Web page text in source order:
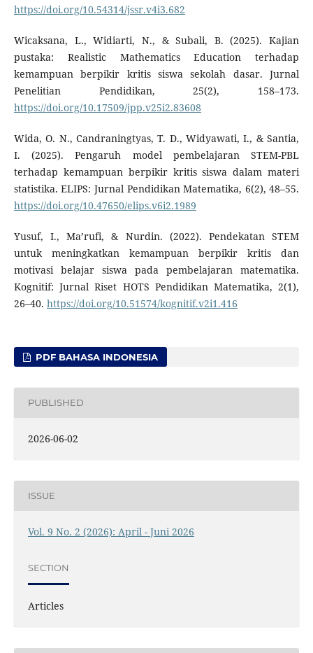
https://doi.org/10.54314/jssr.v4i3.682
Wicaksana, L., Widiarti, N., & Subali, B. (2025). Kajian
pustaka: Realistic Mathematics Education terhadap
kemampuan berpikir kritis siswa sekolah dasar. Jurnal
Penelitian Pendidikan, 25(2), 158–173.
https://doi.org/10.17509/jpp.v25i2.83608
Wida, O. N., Candraningtyas, T. D., Widyawati, I., & Santia,
I. (2025). Pengaruh model pembelajaran STEM-PBL
terhadap kemampuan berpikir kritis siswa dalam materi
statistika. ELIPS: Jurnal Pendidikan Matematika, 6(2), 48–55.
https://doi.org/10.47650/elips.v6i2.1989
Yusuf, I., Ma’rufi, & Nurdin. (2022). Pendekatan STEM
untuk meningkatkan kemampuan berpikir kritis dan
motivasi belajar siswa pada pembelajaran matematika.
Kognitif: Jurnal Riset HOTS Pendidikan Matematika, 2(1),
26–40. https://doi.org/10.51574/kognitif.v2i1.416
PDF BAHASA INDONESIA
PUBLISHED
2026-06-02
ISSUE
Vol. 9 No. 2 (2026): April - Juni 2026
SECTION
Articles